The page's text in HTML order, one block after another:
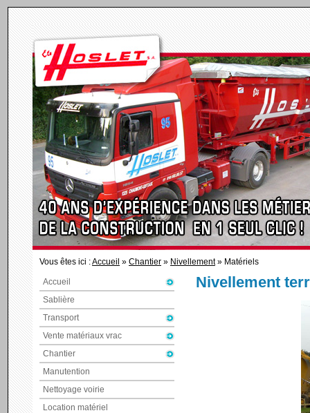
Vous êtes ici :Accueil » Chantier » Nivellement» Matériels
Accueil
Sablière
Transport
Vente matériaux vrac
Chantier
Manutention
Nettoyage voirie
Location matériel
Nivellement